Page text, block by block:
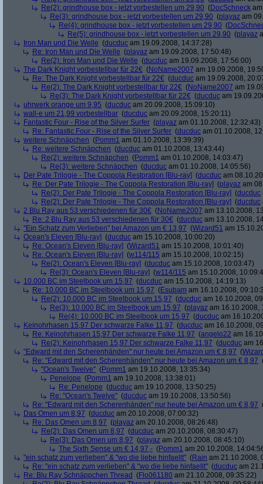
Re(2): grindhouse box - jetzt vorbestellen um 29,90 (DocSchneck
Re(3): grindhouse box - jetzt vorbestellen um 29,90 (playaz am
Re(4): grindhouse box - jetzt vorbestellen um 29,90 (
Re(5): grindhouse box - jetzt vorbestellen um 29,90 (playaz
Iron Man und Die Welle (ducduc am 19.09.2008, 14:37:28)
Re: Iron Man und Die Welle (playaz am 19.09.2008, 17:50:48)
Re(2): Iron Man und Die Welle (ducduc am 19.09.2008, 17:56:00)
The Dark Knight vorbestellbar für 22€ (NoName2007 am 19.09.2008,
Re: The Dark Knight vorbestellbar für 22€ (ducduc am 19.09.2008,
Re(2): The Dark Knight vorbestellbar für 22€ (NoName2007 am
Re(3): The Dark Knight vorbestellbar für 22€ (ducduc am
uhrwerk orange um 9,95 (ducduc am 20.09.2008, 15:09:10)
wall-e um 21,99 vorbestellbar (ducduc am 20.09.2008, 15:20:11)
Fantastic Four - Rise of the Silver Surfer (playaz am 01.10.2008, 12:32:43)
Re: Fantastic Four - Rise of the Silver Surfer (ducduc am 01.10.2008,
weitere Schnäpchen (Pomm1 am 01.10.2008, 13:39:39)
Re: weitere Schnäpchen (ducduc am 01.10.2008, 13:43:44)
Re(2): weitere Schnäpchen (Pomm1 am 01.10.2008, 14:03:47)
Re(3): weitere Schnäpchen (ducduc am 01.10.2008, 14:05:56)
Der Pate Trilogie - The Coppola Restoration [Blu-ray] (ducduc am
Re: Der Pate Trilogie - The Coppola Restoration [Blu-ray] (playaz am
Re(2): Der Pate Trilogie - The Coppola Restoration [Blu-ray] (ducduc
Re(2): Der Pate Trilogie - The Coppola Restoration [Blu-ray] (ducduc
2 Blu Ray aus 53 verschiedenen für 30€ (NoName2007 am 13.10.2008,
Re: 2 Blu Ray aus 53 verschiedenen für 30€ (ducduc am 13.10.2008,
"Ein Schatz zum Verlieben" bei Amazon um € 13,97 (Wizard51 am
Ocean's Eleven [Blu-ray] (ducduc am 15.10.2008, 10:00:20)
Re: Ocean's Eleven [Blu-ray] (Wizard51 am 15.10.2008, 10:01:40)
Re: Ocean's Eleven [Blu-ray] (w114/115 am 15.10.2008, 10:02:15)
Re(2): Ocean's Eleven [Blu-ray] (ducduc am 15.10.2008, 10:03:47)
Re(3): Ocean's Eleven [Blu-ray] (w114/115 am 15.10.2008,
10.000 BC im Steelbook um 15,97 (ducduc am 15.10.2008, 14:19:13)
Re: 10.000 BC im Steelbook um 15,97 (Esubam am 16.10.2008,
Re(2): 10.000 BC im Steelbook um 15,97 (ducduc am 16.10.2008,
Re(3): 10.000 BC im Steelbook um 15,97 (playaz am 16.10.2008,
Re(4): 10.000 BC im Steelbook um 15,97 (ducduc am
Keinohrhasen 15,97 Der schwarze Falke 11,97 (ducduc am 16.10.2008,
Re: Keinohrhasen 15,97 Der schwarze Falke 11,97 (angelo22 am
Re(2): Keinohrhasen 15,97 Der schwarze Falke 11,97 (ducduc am
"Edward mit den Scherenhänden" nur heute bei Amazon um € 8,97 (
Re: "Edward mit den Scherenhänden" nur heute bei Amazon um € 8,97
"Ocean's Twelve" (Pomm1 am 19.10.2008, 13:35:34)
Penelope (Pomm1 am 19.10.2008, 13:38:01)
Re: Penelope (ducduc am 19.10.2008, 13:50:25)
Re: "Ocean's Twelve" (ducduc am 19.10.2008, 13:50:56)
Re: "Edward mit den Scherenhänden" nur heute bei Amazon um € 8,97
Das Omen um 8,97 (ducduc am 20.10.2008, 07:00:32)
Re: Das Omen um 8,97 (playaz am 20.10.2008, 08:26:48)
Re(2): Das Omen um 8,97 (ducduc am 20.10.2008, 08:30:47)
Re(3): Das Omen um 8,97 (playaz am 20.10.2008, 08:45:10)
The Sixth Sense um € 14,97,- (Pomm1 am 20.10.2008,
"ein schatz zum verlieben" & "wo die liebe hinfaellt" (Rain am 21.10.2008,
Re: "ein schatz zum verlieben" & "wo die liebe hinfaellt" (ducduc am
Re: Blu Ray Schnäppchen Thread (Flo061180 am 21.10.2008, 09:35:22)